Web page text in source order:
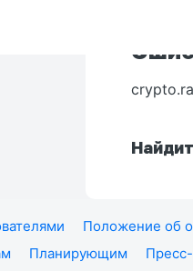
Положение об
Планирующим